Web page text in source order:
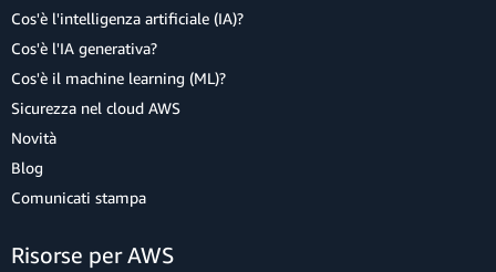
Cos'è l'intelligenza artificiale (IA)?
Cos'è l'IA generativa?
Cos'è il machine learning (ML)?
Sicurezza nel cloud AWS
Novità
Blog
Comunicati stampa
Risorse per AWS